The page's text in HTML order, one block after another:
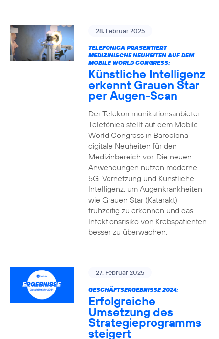
28. Februar 2025
TELEFÓNICA PRÄSENTIERT
MEDIZINISCHE NEUHEITEN AUF DEM
MOBILE WORLD CONGRESS:
Künstliche Intelligenz
erkennt Grauen Star
per Augen-Scan
Der Telekommunikationsanbieter
Telefónica stellt auf dem Mobile
World Congress in Barcelona
digitale Neuheiten für den
Medizinbereich vor. Die neuen
Anwendungen nutzen moderne
5G-Vernetzung und Künstliche
Intelligenz, um Augenkrankheiten
wie Grauen Star (Katarakt)
frühzeitig zu erkennen und das
Infektionsrisiko von Krebspatienten
besser zu überwachen.
27. Februar 2025
GESCHÄFTSERGEBNISSE 2024:
Erfolgreiche
Umsetzung des
Strategieprogramms
steigert